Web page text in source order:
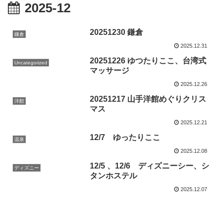
2025-12
鎌倉 20251230 鎌倉
2025.12.31
Uncategorized
20251226 ゆつたりここ、台湾式
マッサージ
2025.12.26
洋館
20251217 山手洋館めぐりクリス
マス
2025.12.21
温泉 12/7 ゆったりここ
2025.12.08
ディズニー
12/5 、12/6 ディズニーシー、シ
タンホステル
2025.12.07